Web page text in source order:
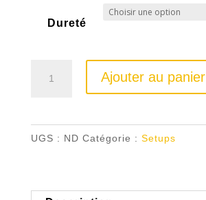
Dureté
Orangatang
Love
Ajouter au panier
UGS : ND Catégorie : Setups